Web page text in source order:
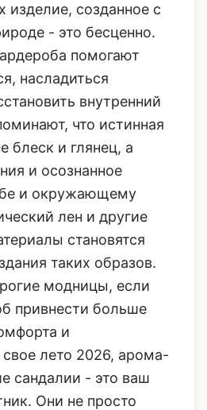
изделие, созданное с
- это бесценно.
помогают
насладиться
внутренний
что истинная
блеск и глянец, а
и осознанное
и окружающему
лен и другие
становятся
таких образов.
модницы, если
привнести больше
и
свое лето 2026, арома-
сандалии - это ваш
Они не просто